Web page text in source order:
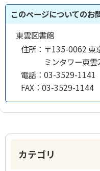
このページについてのお
東雲図書館
住所： 〒135-0062 東
ミンタワー東雲
電話： 03-3529-1141
FAX： 03-3529-1144
カテゴリ